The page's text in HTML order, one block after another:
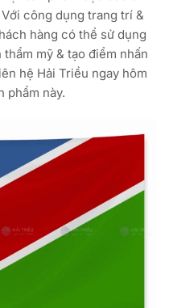
công dụng trang trí &
hàng có thể sử dụng
mỹ & tạo điểm nhấn
hệ Hải Triều ngay hôm
phẩm này.